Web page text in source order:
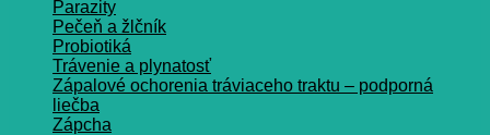
Parazity
Pečeň a žlčník
Probiotiká
Trávenie a plynatosť
Zápalové ochorenia tráviaceho traktu – podporná
liečba
Zápcha